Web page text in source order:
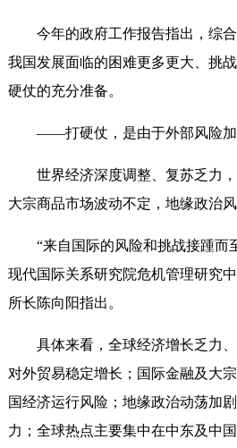
今年的政府工作报告指出，综合
我国发展面临的困难更多更大、挑
硬仗的充分准备。
——打硬仗，是由于外部风险加
世界经济深度调整、复苏乏力，
大宗商品市场波动不定，地缘政治风
“来自国际的风险和挑战接踵而
现代国际关系研究院危机管理研究
所长陈向阳指出。
具体来看，全球经济增长乏力、
对外贸易稳定增长；国际金融及大
国经济运行风险；地缘政治动荡加
力；全球热点主要集中在中东及中